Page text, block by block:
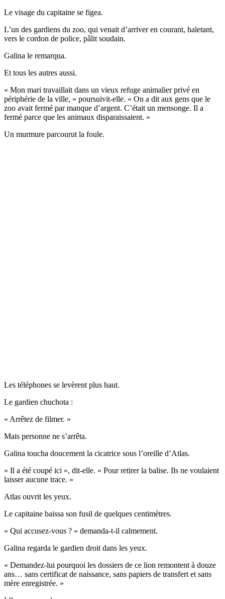
Le visage du capitaine se figea.
L’un des gardiens du zoo, qui venait d’arriver en courant, haletant,
vers le cordon de police, pâlit soudain.
Galina le remarqua.
Et tous les autres aussi.
« Mon mari travaillait dans un vieux refuge animalier privé en
périphérie de la ville, » poursuivit-elle. « On a dit aux gens que le
zoo avait fermé par manque d’argent. C’était un mensonge. Il a
fermé parce que les animaux disparaissaient. »
Un murmure parcourut la foule.
Les téléphones se levèrent plus haut.
Le gardien chuchota :
« Arrêtez de filmer. »
Mais personne ne s’arrêta.
Galina toucha doucement la cicatrice sous l’oreille d’Atlas.
« Il a été coupé ici », dit-elle. « Pour retirer la balise. Ils ne voulaient
laisser aucune trace. »
Atlas ouvrit les yeux.
Le capitaine baissa son fusil de quelques centimètres.
« Qui accusez-vous ? » demanda-t-il calmement.
Galina regarda le gardien droit dans les yeux.
« Demandez-lui pourquoi les dossiers de ce lion remontent à douze
ans… sans certificat de naissance, sans papiers de transfert et sans
mère enregistrée. »